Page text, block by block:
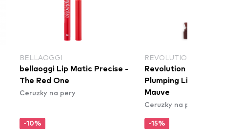
BELLAOGGI
bellaoggi Lip Matic Precise -
The Red One
Ceruzky na pery
-10%
REVOLUTION
Revolution Pout Bomb
Plumping Lip Liner -
Mauve
Ceruzky na pery
-15%